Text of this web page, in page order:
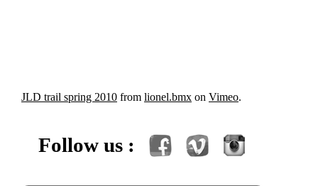
JLD trail spring 2010 from lionel.bmx on Vimeo.
Follow us : FacebookVimeo Instagram